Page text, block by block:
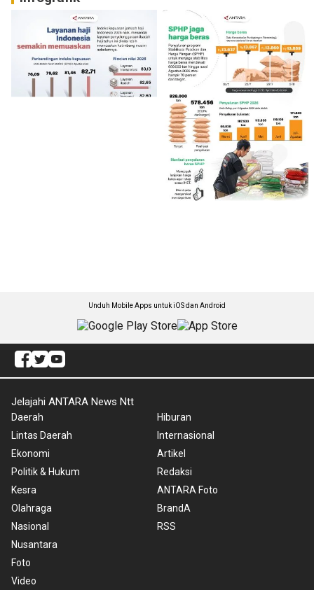
Unduh Mobile Apps untuk iOS dan Android
Jelajahi ANTARA News Ntt
Daerah
Lintas Daerah
Ekonomi
Politik & Hukum
Kesra
Olahraga
Nasional
Nusantara
Foto
Video
Hiburan
Internasional
Artikel
Redaksi
ANTARA Foto
BrandA
RSS